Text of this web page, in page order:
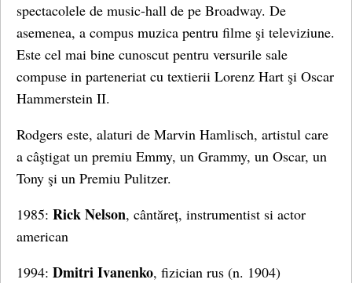
spectacolele de music-hall de pe Broadway. De
asemenea, a compus muzica pentru filme şi televiziune.
Este cel mai bine cunoscut pentru versurile sale
compuse in parteneriat cu textierii Lorenz Hart şi Oscar
Hammerstein II.
Rodgers este, alaturi de Marvin Hamlisch, artistul care
a câştigat un premiu Emmy, un Grammy, un Oscar, un
Tony şi un Premiu Pulitzer.
1985: Rick Nelson, cântăreț, instrumentist si actor
american
1994: Dmitri Ivanenko, fizician rus (n. 1904)